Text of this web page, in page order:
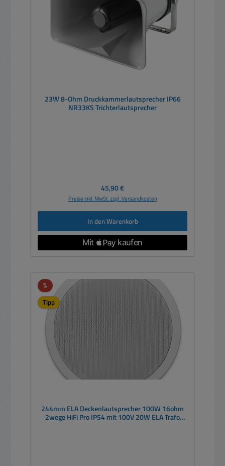
23W 8-Ohm Druckkammerlautsprecher IP66
NR33KS Trichterlautsprecher
Regulärer Preis:
45,90 €
Preise inkl. MwSt. zzgl. Versandkosten
In den Warenkorb
%Rabatt
Tipp
244mm ELA Deckenlautsprecher 100W 16ohm
2wege HiFi Pro IP54 mit 100V 20W ELA Trafo